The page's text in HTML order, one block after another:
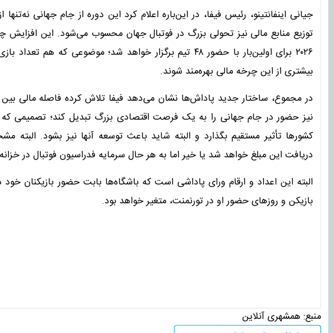
جیانی اینفانتینو، رئیس فیفا، در این‌باره اعلام کرد این دوره از جام جهانی
توزیع منابع مالی نیز تحولی بزرگ در فوتبال جهان محسوب می‌شود. این
۲۰۲۶ برای اولین‌بار با حضور ۴۸ تیم برگزار خواهد شد؛
بیشتری از این چرخه مالی بهره‌مند شوند.
در مجموع، ساختار جدید پاداش‌ها نشان می‌دهد فیفا تلاش کرده فاصله مالی
نیز حضور در جام جهانی را به یک فرصت اقتصادی بزرگ تبدیل کند؛ تصمیمی که
کشورها تأثیر مستقیم بگذارد و البته شاید باعث توسعه آنها نیز بشود.
دریافت این مبلغ خواهد شد یا خیر اما به هر حال سرمایه فدراسیون فوتبال در
البته این اعداد و ارقام ورای پاداشی است که باشگاه‌ها بابت حضور بازیکنان
بازیکن و روزهای حضور او در تورنمنت، متغیر خواهد بود.
منبع: همشهری آنلاین